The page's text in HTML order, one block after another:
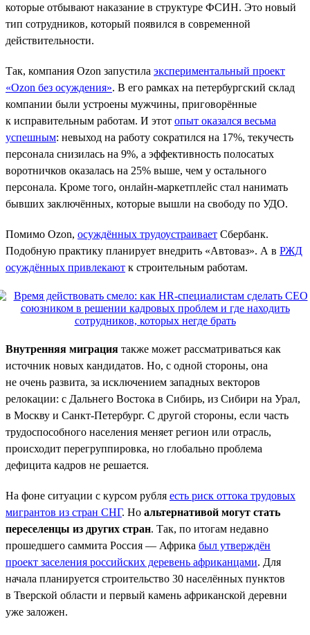
которые отбывают наказание в структуре ФСИН. Это новый
тип сотрудников, который появился в современной
действительности.
Так, компания Ozon запустила экспериментальный проект
«Ozon без осуждения». В его рамках на петербургский склад
компании были устроены мужчины, приговорённые
к исправительным работам. И этот опыт оказался весьма
успешным: невыход на работу сократился на 17%, текучесть
персонала снизилась на 9%, а эффективность полосатых
воротничков оказалась на 25% выше, чем у остального
персонала. Кроме того, онлайн-маркетплейс стал нанимать
бывших заключённых, которые вышли на свободу по УДО.
Помимо Ozon, осуждённых трудоустраивает Сбербанк.
Подобную практику планирует внедрить «Автоваз». А в РЖД
осуждённых привлекают к строительным работам.
Внутренняя миграция также может рассматриваться как
источник новых кандидатов. Но, с одной стороны, она
не очень развита, за исключением западных векторов
релокации: с Дальнего Востока в Сибирь, из Сибири на Урал,
в Москву и Санкт-Петербург. С другой стороны, если часть
трудоспособного населения меняет регион или отрасль,
происходит перегруппировка, но глобально проблема
дефицита кадров не решается.
На фоне ситуации с курсом рубля есть риск оттока трудовых
мигрантов из стран СНГ. Но альтернативой могут стать
переселенцы из других стран. Так, по итогам недавно
прошедшего саммита Россия — Африка был утверждён
проект заселения российских деревень африканцами. Для
начала планируется строительство 30 населённых пунктов
в Тверской области и первый камень африканской деревни
уже заложен.